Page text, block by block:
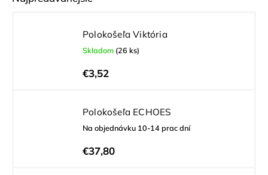
Polokošeľa Viktória
Skladom (26 ks)
€3,52
Polokošeľa ECHOES
Na objednávku 10-14 prac dní
€37,80